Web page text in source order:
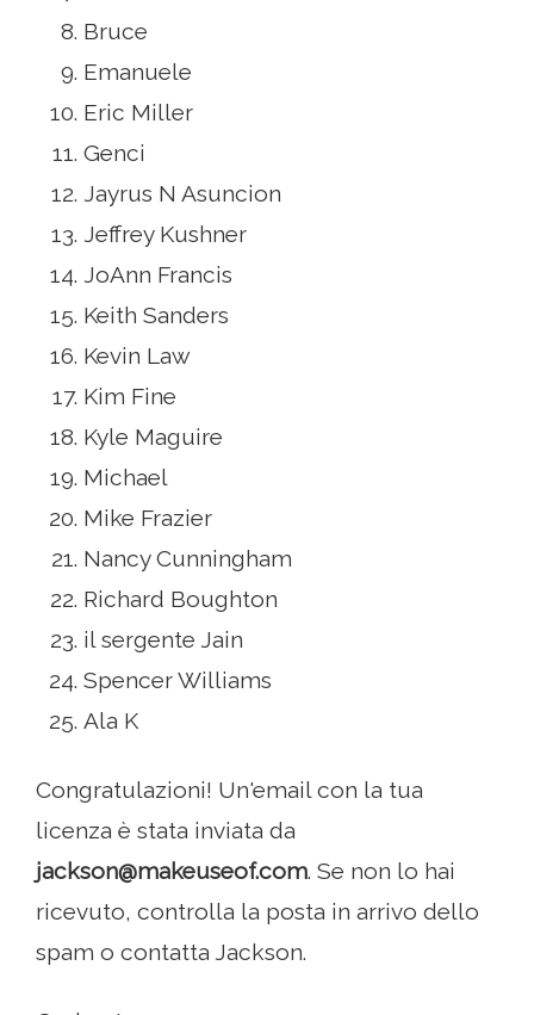
Bruce
Emanuele
Eric Miller
Genci
Jayrus N Asuncion
Jeffrey Kushner
JoAnn Francis
Keith Sanders
Kevin Law
Kim Fine
Kyle Maguire
Michael
Mike Frazier
Nancy Cunningham
Richard Boughton
il sergente Jain
Spencer Williams
Ala K
Congratulazioni! Un'email con la tua
licenza è stata inviata da
jackson@makeuseof.com. Se non lo hai
ricevuto, controlla la posta in arrivo dello
spam o contatta Jackson.